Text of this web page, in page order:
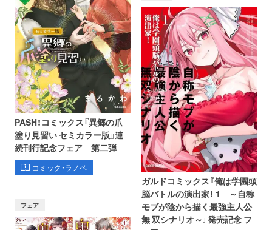
PASH！コミックス『異郷の爪
塗り見習い セミカラー版』連
続刊行記念フェア 第二弾
コミック・ラノベ
フェア
ガルドコミックス『俺は学園頭
脳バトルの演出家！ 1 ～自称
モブが陰から描く最強主人公
無 双シナリオ～』発売記念 フ